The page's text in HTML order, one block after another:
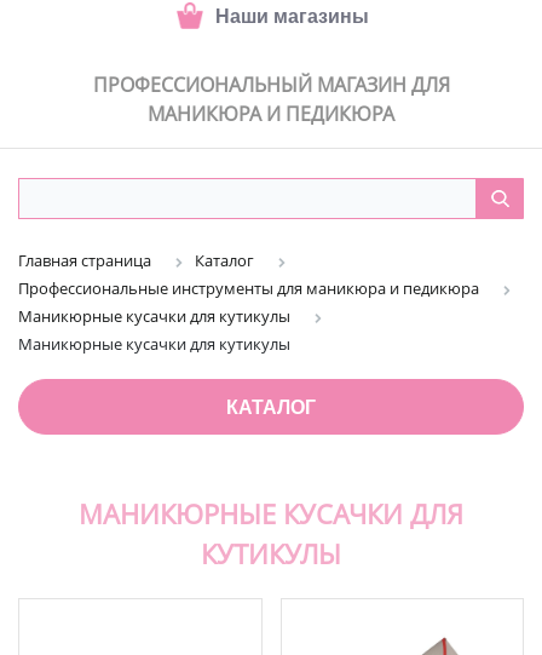
Наши магазины
ПРОФЕССИОНАЛЬНЫЙ МАГАЗИН ДЛЯ
МАНИКЮРА И ПЕДИКЮРА
Главная страница
Каталог
Профессиональные инструменты для маникюра и педикюра
Маникюрные кусачки для кутикулы
Маникюрные кусачки для кутикулы
КАТАЛОГ
МАНИКЮРНЫЕ КУСАЧКИ ДЛЯ
КУТИКУЛЫ